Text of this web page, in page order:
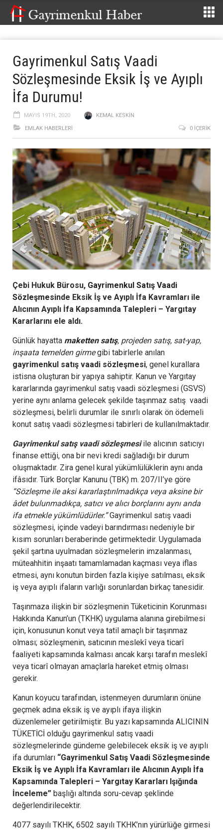
Gayrimenkul Satış Vaadi
Sözleşmesinde Eksik İş ve Ayıplı
İfa Durumu!
MAYIS 19TH, 2020
KEMAL KESKIN
EMLAK HABERLERI
0 İÇERIK
Çebi Hukuk Bürosu, Gayrimenkul Satış Vaadi
Sözleşmesinde Eksik İş ve Ayıplı İfa Kavramları ile
Alıcının Ayıplı İfa Kapsamında Talepleri – Yargıtay
Kararlarını ele aldı.
Günlük hayatta maketten satış, projeden satış, sat-yap,
inşaata temelden girmegibi tabirlerle anılan
gayrimenkul satış vaadi sözleşmesi, genel kurallara
istisna oluşturan bir yapıya sahiptir. Kanun ve Yargıtay
kararlarında gayrimenkul satış vaadi sözleşmesi (GSVS)
yerine aynı anlama gelecek şekilde taşınmaz satış vaadi
sözleşmesi, belirli durumlar ile sınırlı olarak ön ödemeli
konut satış vaadi sözleşmesi tabirleri de kullanılmaktadır.
Gayrimenkul satış vaadi sözleşmesiile alıcının satıcıyı
finanse ettiği, ona bir nevi kredi sağladığı bir durum
oluşmaktadır. Zira genel kural yükümlülüklerin aynı anda
ifâsıdır. Türk Borçlar Kanunu (TBK) m. 207/II’ye göre
“Sözleşme ile aksi kararlaştırılmadıkça veya aksine bir
âdet bulunmadıkça, satıcı ve alıcı borçlarını aynı anda
ifa etmekle yükümlüdürler.”Gayrimenkul satış vaadi
sözleşmesi, içinde vadeyi barındırması nedeniyle bir
kısım sorunları beraberinde getirmektedir. Uygulamada
şekil şartına uyulmadan sözleşmelerin imzalanması,
müteahhitin inşaatı tamamlamadan kaçması veya iflas
etmesi, aynı konutun birden fazla kişiye satılması, eksik
iş veya ayıplı ifaların varlığı sorunlardan birkaç tanesidir.
Taşınmaza ilişkin bir sözleşmenin Tüketicinin Korunması
Hakkında Kanun’un (TKHK) uygulama alanına girebilmesi
için, konusunun konut veya tatil amaçlı bir taşınmaz
olması; sözleşmenin, satıcının meslekî veya ticarî
faaliyeti kapsamında kalması ancak karşı tarafın meslekî
veya ticarî olmayan amaçlarla hareket etmiş olması
gerekir.
Kanun koyucu tarafından, istenmeyen durumların önüne
geçmek adına eksik iş ve ayıplı ifaya ilişkin
düzenlemeler getirilmiştir. Bu yazı kapsamında ALICININ
TÜKETİCİ olduğu gayrimenkul satış vaadi
sözleşmelerinde gündeme gelebilecek eksik iş ve ayıplı
ifa durumları “Gayrimenkul Satış Vaadi Sözleşmesinde
Eksik İş ve Ayıplı İfa Kavramları ile Alıcının Ayıplı İfa
Kapsamında Talepleri – Yargıtay Kararları Işığında
İnceleme” başlığı altında soru-cevap şeklinde
değerlendirilecektir.
4077 sayılı TKHK, 6502 sayılı TKHK’nın yürürlüğe girmesi